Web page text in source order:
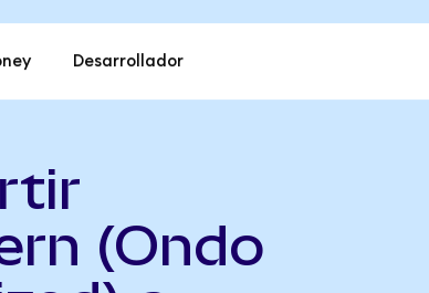
Desarrollador
(Ondo